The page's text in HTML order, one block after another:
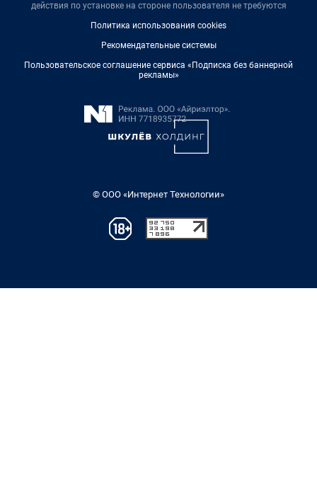
действия по установке на стороне пользователя не требуются
Политика использования cookies
Рекомендательные системы
Пользовательское соглашение сервиса «Подписка без баннерной
рекламы»
© ООО «Интернет Технологии»